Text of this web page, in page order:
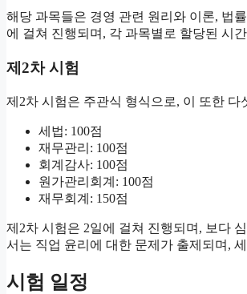
해당 과목들은 경영 관련 원리와 이론, 법
에 걸쳐 진행되며, 각 과목별로 할당된 시
제2차 시험
제2차 시험은 주관식 형식으로, 이 또한
세법: 100점
재무관리: 100점
회계감사: 100점
원가관리회계: 100점
재무회계: 150점
제2차 시험은 2일에 걸쳐 진행되며, 보다
서는 직업 윤리에 대한 문제가 출제되며,
시험 일정